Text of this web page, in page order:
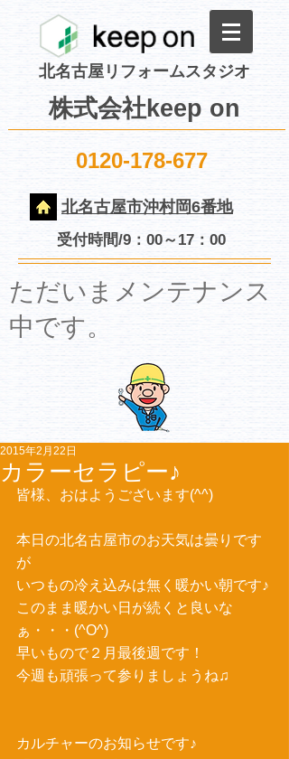
北名古屋リフォームスタジオ
株式会社keep on
0120-178-677
北名古屋市沖村岡6番地
受付時間/9：00～17：00
​ただいまメンテナンス
中です。
カラーセラピー♪
2015年2月22日
皆様、おはようございます(^^)
本日の北名古屋市のお天気は曇りです
が
いつもの冷え込みは無く暖かい朝です♪
このまま暖かい日が続くと良いな
ぁ・・・(^O^)
早いもので２月最後週です！
今週も頑張って参りましょうね♫
カルチャーのお知らせです♪